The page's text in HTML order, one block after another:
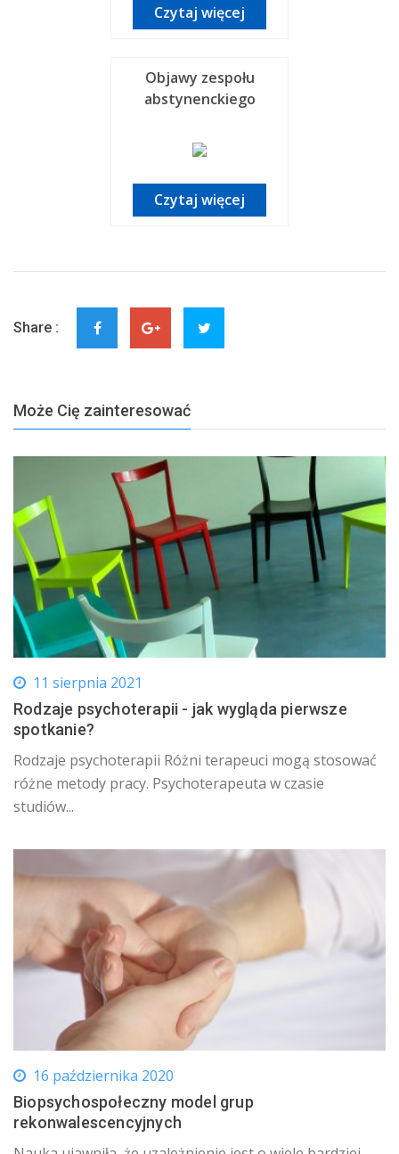
Czytaj więcej
Objawy zespołu
abstynenckiego
Czytaj więcej
Share :
Może Cię zainteresować
11 sierpnia 2021
Rodzaje psychoterapii - jak wygląda pierwsze
spotkanie?
Rodzaje psychoterapii Różni terapeuci mogą stosować
różne metody pracy. Psychoterapeuta w czasie
studiów...
16 października 2020
Biopsychospołeczny model grup
rekonwalescencyjnych